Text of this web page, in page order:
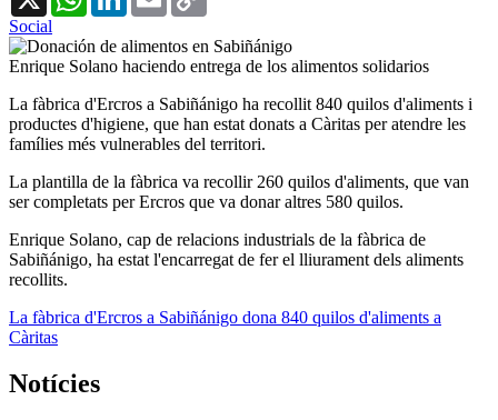
Social
Enrique Solano haciendo entrega de los alimentos solidarios
La fàbrica d'Ercros a Sabiñánigo ha recollit 840 quilos d'aliments i
productes d'higiene, que han estat donats a Càritas per atendre les
famílies més vulnerables del territori.
La plantilla de la fàbrica va recollir 260 quilos d'aliments, que van
ser completats per Ercros que va donar altres 580 quilos.
Enrique Solano, cap de relacions industrials de la fàbrica de
Sabiñánigo, ha estat l'encarregat de fer el lliurament dels aliments
recollits.
La fàbrica d'Ercros a Sabiñánigo dona 840 quilos d'aliments a
Càritas
Notícies